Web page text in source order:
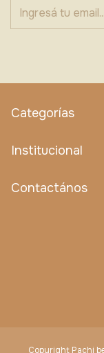
Categorías
Institucional
Contactános
Copyright Pachi